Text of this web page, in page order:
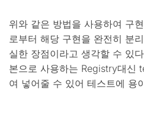
위와 같은 방법을 사용하여 구
로부터 해당 구현을 완전히 분
실한 장점이라고 생각할 수 있
본으로 사용하는 Registry대신
여 넣어줄 수 있어 테스트에 용